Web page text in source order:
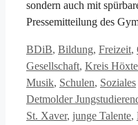
sondern auch mit
Pressemitteilung des
Kategorien
BDiB, Bildung, Freizeit,
Gesellschaft, Kreis
Musik, Schulen, Soziales
Detmolder
St. Xaver, junge Talente,